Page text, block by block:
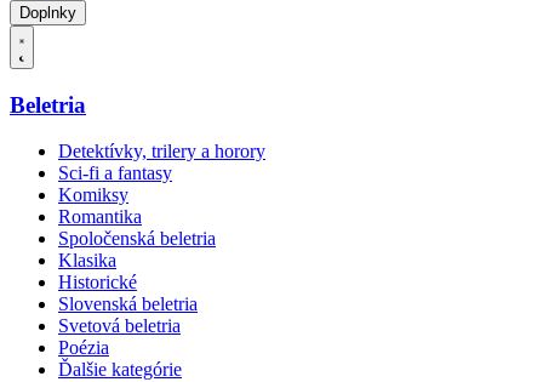
Doplnky
Beletria
Detektívky, trilery a horory
Sci-fi a fantasy
Komiksy
Romantika
Spoločenská beletria
Klasika
Historické
Slovenská beletria
Svetová beletria
Poézia
Ďalšie kategórie